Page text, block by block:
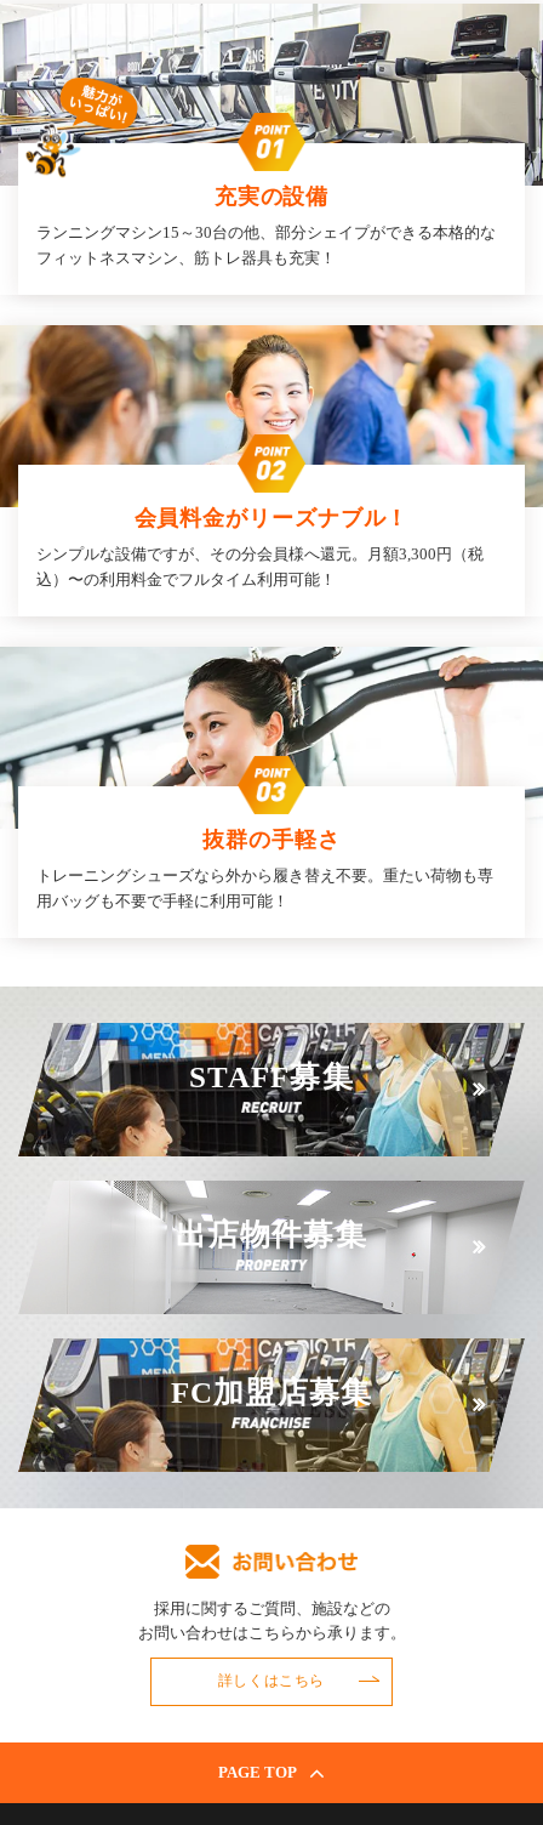
充実の設備
ランニングマシン15～30台の他、部分シェイプができる本格的な
フィットネスマシン、筋トレ器具も充実！
会員料金がリーズナブル！
シンプルな設備ですが、その分会員様へ還元。月額3,300円（税
込）〜の利用料金でフルタイム利用可能！
抜群の手軽さ
トレーニングシューズなら外から履き替え不要。重たい荷物も専
用バッグも不要で手軽に利用可能！
STAFF募集
出店物件募集
FC加盟店募集
採用に関するご質問、施設などの
お問い合わせはこちらから承ります。
詳しくはこちら
PAGE TOP